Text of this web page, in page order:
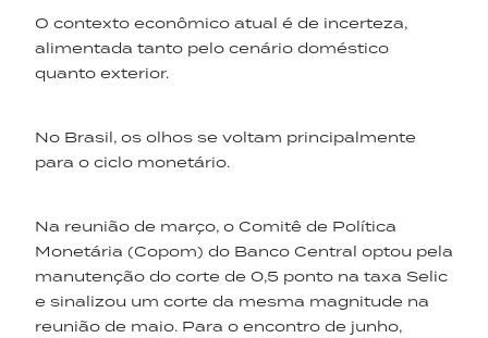
O contexto econômico atual é de incerteza,
alimentada tanto pelo cenário doméstico
quanto exterior.
No Brasil, os olhos se voltam principalmente
para o ciclo monetário.
Na reunião de março, o Comitê de Política
Monetária (Copom) do Banco Central optou pela
manutenção do corte de 0,5 ponto na taxa Selic
e sinalizou um corte da mesma magnitude na
reunião de maio. Para o encontro de junho,